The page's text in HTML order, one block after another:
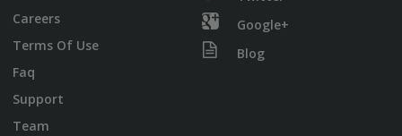
Careers
Terms Of Use
Faq
Support
Team
Google+
Blog